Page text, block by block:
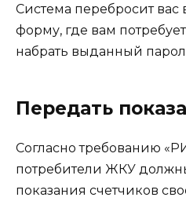
Система перебросит
форму, где вам
набрать выданный
Передать
Согласно требованию
потребители ЖКУ
показания счетчиков